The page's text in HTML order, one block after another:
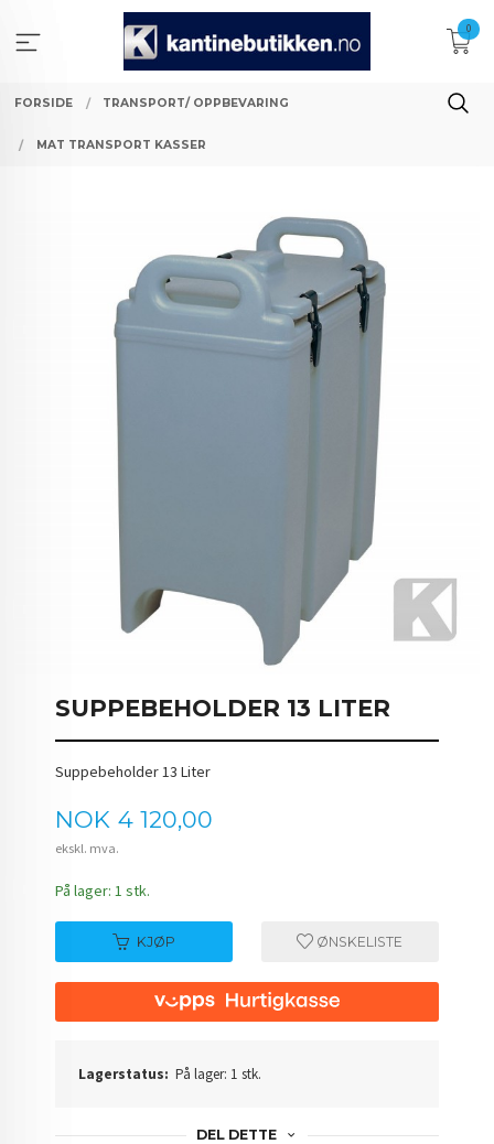
innholdet
0
FORSIDE TRANSPORT/ OPPBEVARING
MAT TRANSPORT KASSER
SUPPEBEHOLDER 13 LITER
Suppebeholder 13 Liter
Pris
NOK 4 120,00
ekskl. mva.
På lager: 1 stk.
KJØP ØNSKELISTE
Lagerstatus: På lager: 1 stk.
DEL DETTE